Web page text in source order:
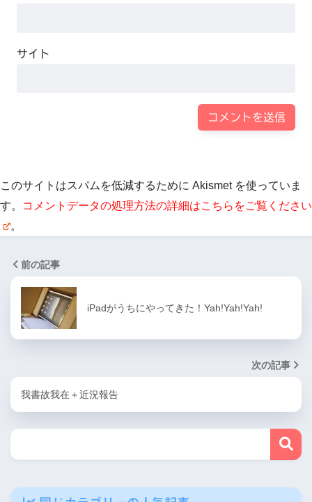
サイト
このサイトはスパムを低減するために Akismet を使っていま
す。
コメントデータの処理方法の詳細はこちらをご覧ください
。
前の記事
iPadがうちにやってきた！Yah!Yah!Yah!
次の記事
我書故我在＋近況報告